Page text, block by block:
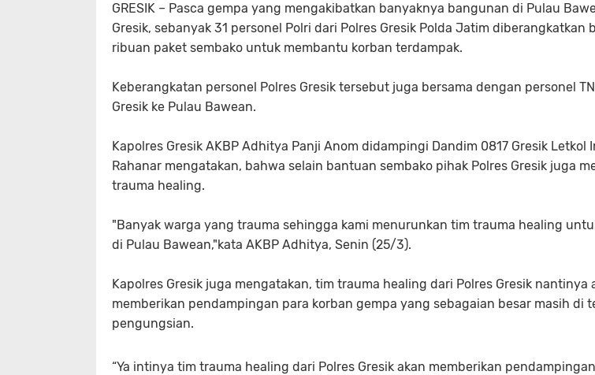
GRESIK – Pasca gempa yang mengakibatkan banyaknya bangunan di Pulau
Gresik, sebanyak 31 personel Polri dari Polres Gresik Polda Jatim diberangkatkan
ribuan paket sembako untuk membantu korban terdampak.
Keberangkatan personel Polres Gresik tersebut juga bersama dengan personel
Gresik ke Pulau Bawean.
Kapolres Gresik AKBP Adhitya Panji Anom didampingi Dandim 0817 Gresik Letkol
Rahanar mengatakan, bahwa selain bantuan sembako pihak Polres Gresik juga
trauma healing.
"Banyak warga yang trauma sehingga kami menurunkan tim trauma healing
di Pulau Bawean,"kata AKBP Adhitya, Senin (25/3).
Kapolres Gresik juga mengatakan, tim trauma healing dari Polres Gresik nantinya
memberikan pendampingan para korban gempa yang sebagaian besar masih di
pengungsian.
“Ya intinya tim trauma healing dari Polres Gresik akan memberikan